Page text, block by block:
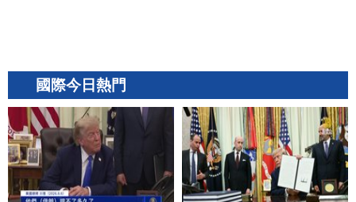
國際今日熱門